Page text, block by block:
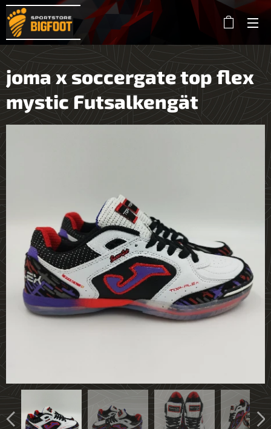
joma x soccergate top flex
mystic Futsalkengät